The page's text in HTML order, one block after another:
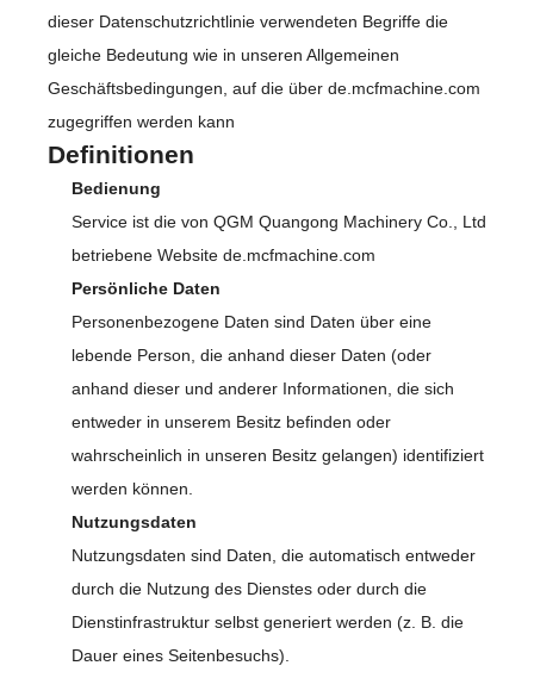
dieser Datenschutzrichtlinie verwendeten Begriffe die
gleiche Bedeutung wie in unseren Allgemeinen
Geschäftsbedingungen, auf die über de.mcfmachine.com
zugegriffen werden kann
Definitionen
Bedienung
Service ist die von QGM Quangong Machinery Co., Ltd
betriebene Website de.mcfmachine.com
Persönliche Daten
Personenbezogene Daten sind Daten über eine
lebende Person, die anhand dieser Daten (oder
anhand dieser und anderer Informationen, die sich
entweder in unserem Besitz befinden oder
wahrscheinlich in unseren Besitz gelangen) identifiziert
werden können.
Nutzungsdaten
Nutzungsdaten sind Daten, die automatisch entweder
durch die Nutzung des Dienstes oder durch die
Dienstinfrastruktur selbst generiert werden (z. B. die
Dauer eines Seitenbesuchs).